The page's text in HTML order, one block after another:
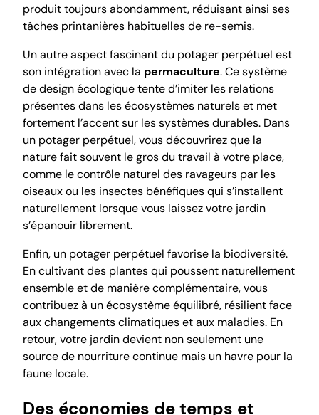
produit toujours abondamment, réduisant ainsi ses
tâches printanières habituelles de re-semis.
Un autre aspect fascinant du potager perpétuel est
son intégration avec la permaculture. Ce système
de design écologique tente d’imiter les relations
présentes dans les écosystèmes naturels et met
fortement l’accent sur les systèmes durables. Dans
un potager perpétuel, vous découvrirez que la
nature fait souvent le gros du travail à votre place,
comme le contrôle naturel des ravageurs par les
oiseaux ou les insectes bénéfiques qui s’installent
naturellement lorsque vous laissez votre jardin
s’épanouir librement.
Enfin, un potager perpétuel favorise la biodiversité.
En cultivant des plantes qui poussent naturellement
ensemble et de manière complémentaire, vous
contribuez à un écosystème équilibré, résilient face
aux changements climatiques et aux maladies. En
retour, votre jardin devient non seulement une
source de nourriture continue mais un havre pour la
faune locale.
Des économies de temps et